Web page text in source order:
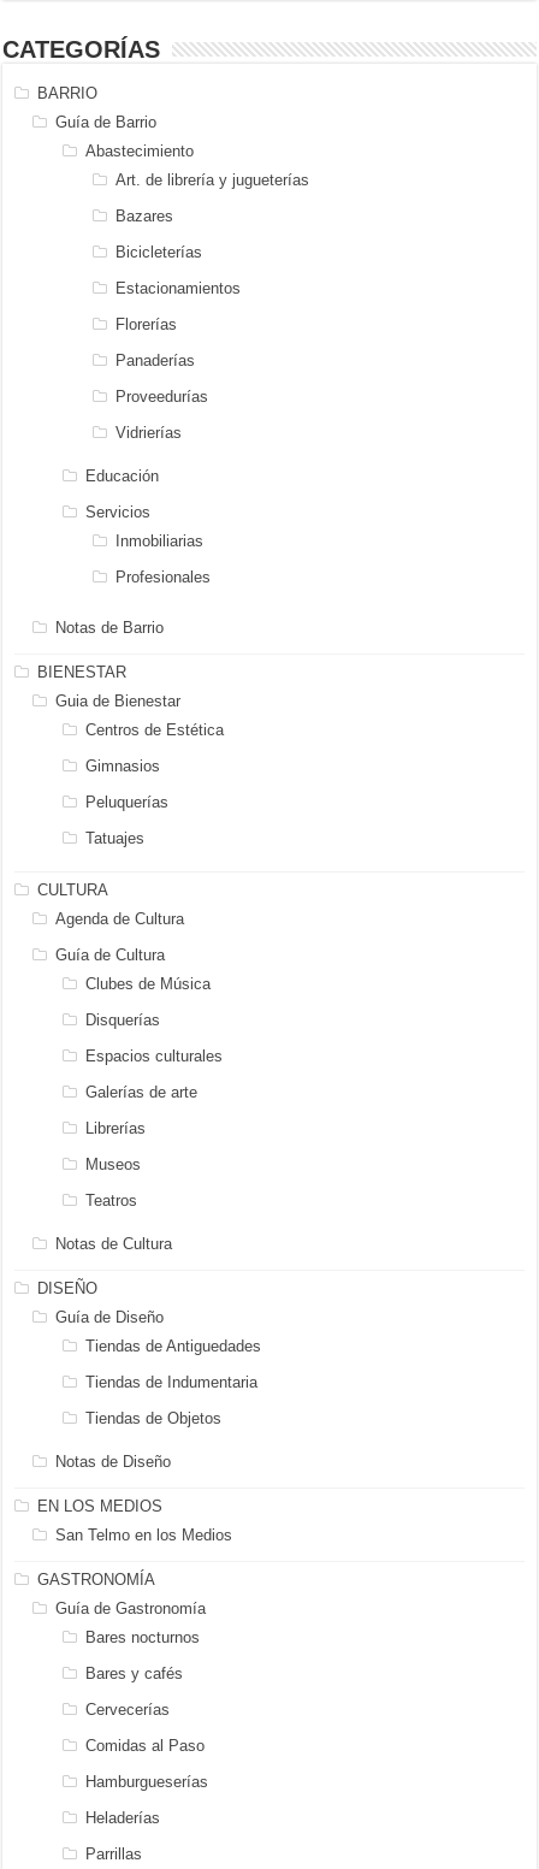
CATEGORÍAS
BARRIO
Guía de Barrio
Abastecimiento
Art. de librería y jugueterías
Bazares
Bicicleterías
Estacionamientos
Florerías
Panaderías
Proveedurías
Vidrierías
Educación
Servicios
Inmobiliarias
Profesionales
Notas de Barrio
BIENESTAR
Guia de Bienestar
Centros de Estética
Gimnasios
Peluquerías
Tatuajes
CULTURA
Agenda de Cultura
Guía de Cultura
Clubes de Música
Disquerías
Espacios culturales
Galerías de arte
Librerías
Museos
Teatros
Notas de Cultura
DISEÑO
Guía de Diseño
Tiendas de Antiguedades
Tiendas de Indumentaria
Tiendas de Objetos
Notas de Diseño
EN LOS MEDIOS
San Telmo en los Medios
GASTRONOMÍA
Guía de Gastronomía
Bares nocturnos
Bares y cafés
Cervecerías
Comidas al Paso
Hamburgueserías
Heladerías
Parrillas